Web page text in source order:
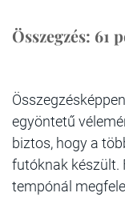
Összegzés: 61
egyöntetű
biztos, hogy a
futóknak készült.
tempónál